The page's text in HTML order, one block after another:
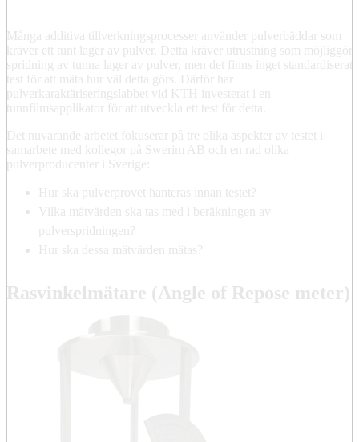
Många additiva tillverkningsprocesser använder pulverbäddar som
kräver ett tunt lager av pulver. Detta kräver utrustning som möjliggör
spridning av tunna lager av pulver, men det finns inget standardiserat
test för att mäta hur väl detta görs. Därför har
pulverkaraktäriseringslabbet vid KTH investerat i en
tunnfilmsapplikator för att utveckla ett test för detta.
Det nuvarande arbetet fokuserar på tre olika aspekter av testet i
samarbete med kollegor på Swerim AB och en rad olika
pulverproducenter i Sverige:
Hur ska pulverprovet hanteras innan testet?
Vilka mätvärden ska tas med i beräkningen av
pulverspridningen?
Hur ska dessa mätvärden mätas?
Rasvinkelmätare (Angle of Repose meter)